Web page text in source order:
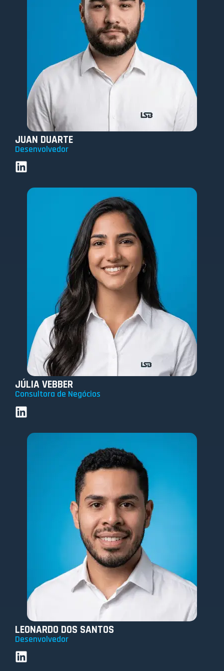
JUAN DUARTE
Desenvolvedor
JÚLIA VEBBER
Consultora de Negócios
LEONARDO DOS SANTOS
Desenvolvedor